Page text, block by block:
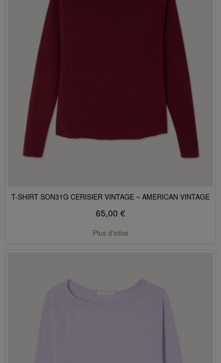
T-SHIRT SON31G CERISIER VINTAGE ~ AMERICAN VINTAGE
65,00 €
Plus d'infos